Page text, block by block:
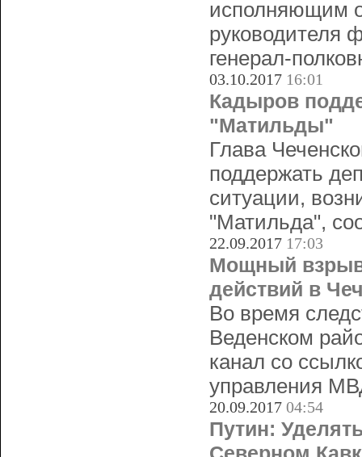
исполняющим
руководителя
генерал-
03.10.2017 16:01
Кадыров
"Матильды"
Глава
поддержать
ситуации,
"Матильда",
22.09.2017 17:03
Мощный взрыв
действий в
Во время
Веденском
канал со
управления
20.09.2017 04:54
Путин: